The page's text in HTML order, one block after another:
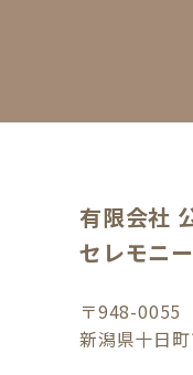
有限会社
セレモニ
〒948-0055
新潟県十日